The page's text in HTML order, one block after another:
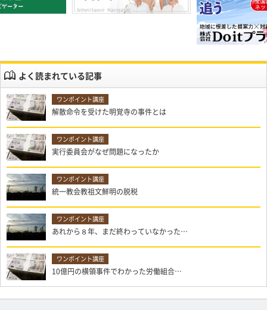
よく読まれている記事
解散命令を受けた明覚寺の事件とは
実行委員会がなぜ問題になったか
統一教会教祖文鮮明の脱税
あれから８年、まだ終わっていなかった…
10億円の横領事件でわかった労働組合…